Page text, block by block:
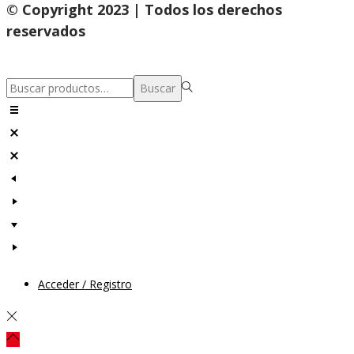
© Copyright 2023 | Todos los derechos
reservados
Búsqueda
para:>
Buscar
Acceder / Registro